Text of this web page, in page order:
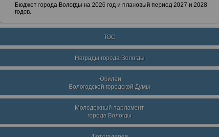
Бюджет города Вологды на 2026 год и плановый период 2027 и 2028
годов.
ТОС
Награды города Вологды
Юбилеи
Вологодской городской Думы
Молодежный парламент
города Вологды